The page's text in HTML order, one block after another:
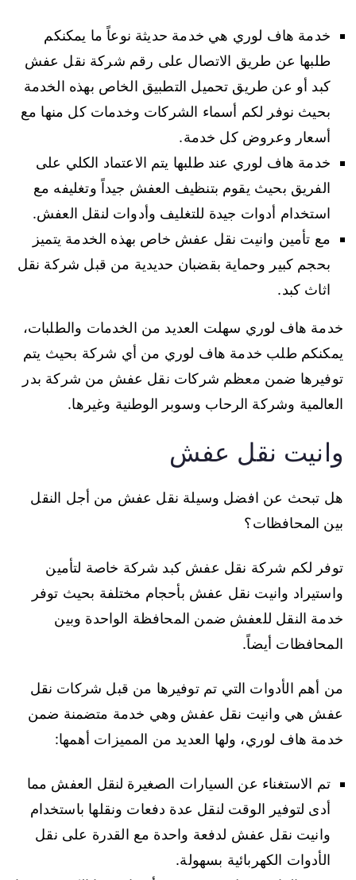
خدمة هاف لوري هي خدمة حديثة نوعاً ما يمكنكم
طلبها عن طريق الاتصال على رقم شركة نقل عفش
كبد أو عن طريق تحميل التطبيق الخاص بهذه الخدمة
بحيث نوفر لكم أسماء الشركات وخدمات كل منها مع
أسعار وعروض كل خدمة.
خدمة هاف لوري عند طلبها يتم الاعتماد الكلي على
الفريق بحيث يقوم بتنظيف العفش جيداً وتغليفه مع
استخدام أدوات جيدة للتغليف وأدوات لنقل العفش.
مع تأمين وانيت نقل عفش خاص بهذه الخدمة يتميز
بحجم كبير وحماية بقضبان حديدية من قبل شركة نقل
اثاث كبد.
خدمة هاف لوري سهلت العديد من الخدمات والطلبات،
يمكنكم طلب خدمة هاف لوري من أي شركة بحيث يتم
توفيرها ضمن معظم شركات نقل عفش من شركة بدر
العالمية وشركة الرحاب وسوبر الوطنية وغيرها.
وانيت نقل عفش
هل تبحث عن افضل وسيلة نقل عفش من أجل النقل
بين المحافظات؟
توفر لكم شركة نقل عفش كبد شركة خاصة لتأمين
واستيراد وانيت نقل عفش بأحجام مختلفة بحيث توفر
خدمة النقل للعفش ضمن المحافظة الواحدة وبين
المحافظات أيضاً.
من أهم الأدوات التي تم توفيرها من قبل شركات نقل
عفش هي وانيت نقل عفش وهي خدمة متضمنة ضمن
خدمة هاف لوري، ولها العديد من المميزات أهمها:
تم الاستغناء عن السيارات الصغيرة لنقل العفش مما
أدى لتوفير الوقت لنقل عدة دفعات ونقلها باستخدام
وانيت نقل عفش لدفعة واحدة مع القدرة على نقل
الأدوات الكهربائية بسهولة.